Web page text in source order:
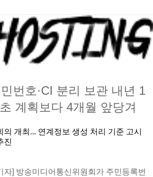
번호·CI 분리 보관 내년 1
계획보다 4개월 앞당겨
개최... 연계정보 생성 처리 기준 고시
진
자] 방송미디어통신위원회가 주민등록번